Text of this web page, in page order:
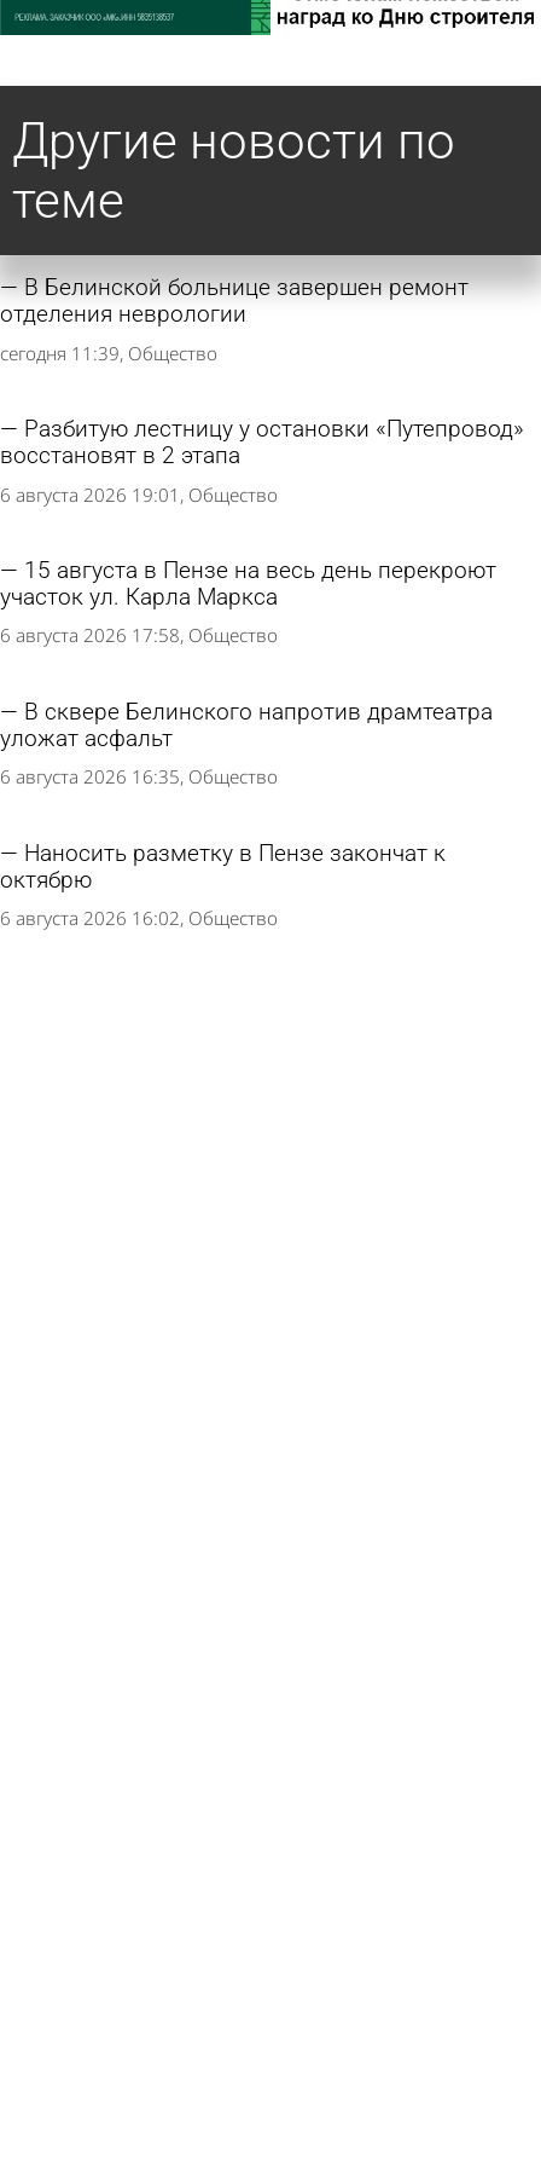
Другие новости по
теме
В Белинской больнице завершен ремонт
отделения неврологии
сегодня 11:39 Общество
Разбитую лестницу у остановки «Путепровод»
восстановят в 2 этапа
6 августа 2026 19:01 Общество
15 августа в Пензе на весь день перекроют
участок ул. Карла Маркса
6 августа 2026 17:58 Общество
В сквере Белинского напротив драмтеатра
уложат асфальт
6 августа 2026 16:35 Общество
Наносить разметку в Пензе закончат к
октябрю
6 августа 2026 16:02 Общество